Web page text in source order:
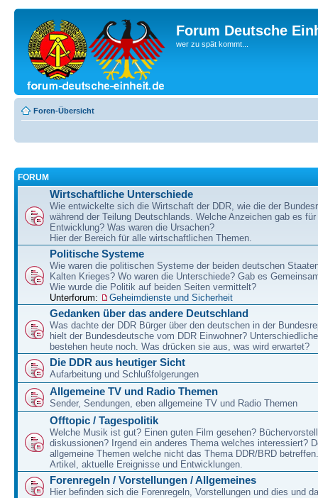
Forum Deutsche
wer zu spät kommt...
Foren-Übersicht
FORUM
Wirtschaftliche Unterschiede
Wie entwickelte sich die Wirtschaft der DDR, wie die der
während der Teilung Deutschlands. Welche Anzeichen gab es für
Entwicklung? Was waren die Ursachen?
Hier der Bereich für alle wirtschaftlichen Themen.
Politische Systeme
Wie waren die politischen Systeme der beiden deutschen
Kalten Krieges? Wo waren die Unterschiede? Gab es
Wie wurde die Politik auf beiden Seiten vermittelt?
Unterforum:
Geheimdienste und Sicherheit
Gedanken über das andere Deutschland
Was dachte der DDR Bürger über den deutschen in der
hielt der Bundesdeutsche vom DDR Einwohner?
bestehen heute noch. Was drücken sie aus, was wird erwartet?
Die DDR aus heutiger Sicht
Aufarbeitung und Schlußfolgerungen
Allgemeine TV und Radio Themen
Sender, Sendungen, eben allgemeine TV und Radio Themen
Offtopic / Tagespolitik
Welche Musik ist gut? Einen guten Film gesehen?
diskussionen? Irgend ein anderes Thema welches interessiert?
allgemeine Themen welche nicht das Thema DDR/BRD
Artikel, aktuelle Ereignisse und Entwicklungen.
Forenregeln / Vorstellungen / Allgemeines
Hier befinden sich die Forenregeln, Vorstellungen und dies und